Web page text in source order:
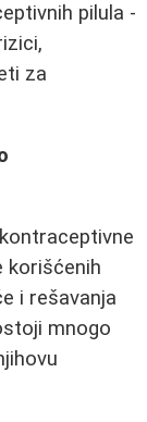
pilula -
za
korišćenih
i rešavanja
mnogo